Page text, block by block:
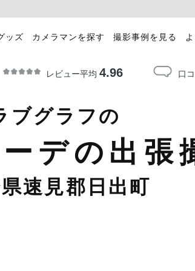
ッズ カメラマンを探す 撮影事例を見る
レビュー平均 4.96 口
ブグラフの
デの出張
速見郡日出町